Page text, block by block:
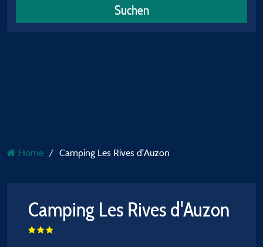
Suchen
Home Camping Les Rives d'Auzon
Camping Les Rives d'Auzon